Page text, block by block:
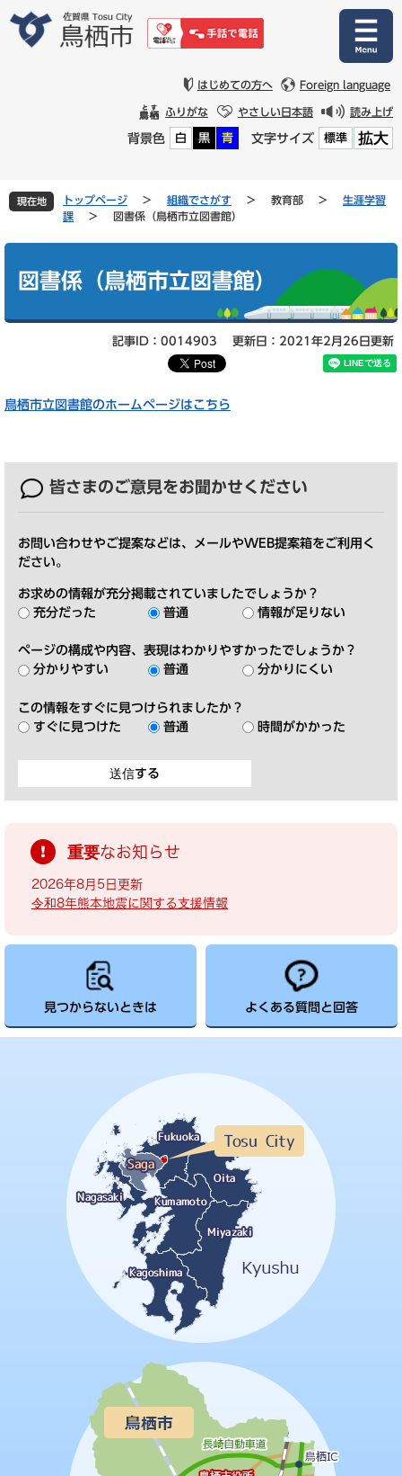
文
はじめての方へ Foreign language
ふりがな やさしい日本語 読み上げ
背景色 白 黒 青 文字サイズ 標準 拡大
現在地 トップページ > 組織でさがす > 教育部 >
生涯学習
課
> 図書係（鳥栖市立図書館）
図書係（鳥栖市立図書館）
記事ID：0014903 更新日：2021年2月26日更新
鳥栖市立図書館のホームページはこちら
皆さまのご意見をお聞かせください
お問い合わせやご提案などは、メールやWEB提案箱をご利用く
ださい。
お求めの情報が充分掲載されていましたでしょうか？
充分だった
普通 情報が足りない
ページの構成や内容、表現はわかりやすかったでしょうか？
分かりやすい
普通 分かりにくい
この情報をすぐに見つけられましたか？
すぐに見つけた
普通 時間がかかった
重要なお知らせ
2026年8月5日更新
令和8年熊本地震に関する支援情報
見つからないときは よくある質問と回答